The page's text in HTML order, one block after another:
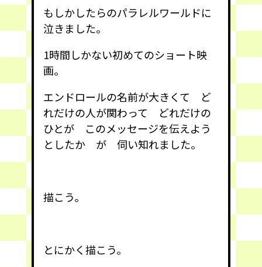
もしかしたらのパラレルワールドに
泣きました。
1時間しかない初めてのショート映
画。
エンドロールの名前が大きくて ど
れだけの人が関わって どれだけの
ひとが このメッセージを伝えよう
としたか が 伺い知れました。
描こう。
とにかく描こう。